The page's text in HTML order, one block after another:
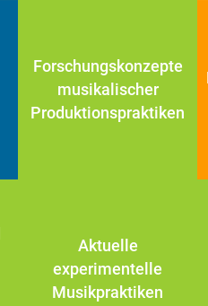
Forschungskonzepte
musikalischer
Produktionspraktiken
Aktuelle
experimentelle
Musikpraktiken